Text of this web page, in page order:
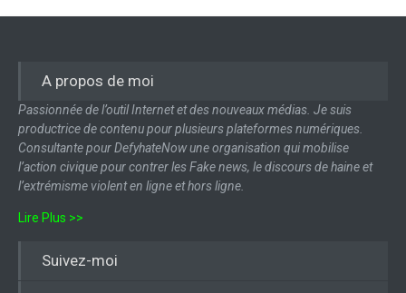
A propos de moi
Passionnée de l’outil Internet et des nouveaux médias. Je suis
productrice de contenu pour plusieurs plateformes numériques.
Consultante pour DefyhateNow une organisation qui mobilise
l’action civique pour contrer les Fake news, le discours de haine et
l’extrémisme violent en ligne et hors ligne.
Lire Plus >>
Suivez-moi